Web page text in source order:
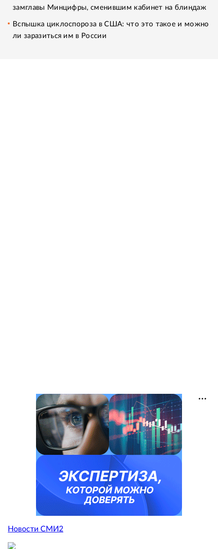
замглавы Минцифры, сменившим кабинет на блиндаж
Вспышка циклоспороза в США: что это такое и можно
ли заразиться им в России
Новости СМИ2